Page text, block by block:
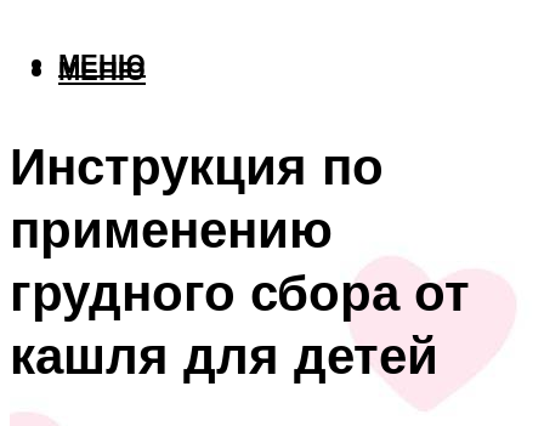
МЕНЮ
МЕНЮ
Инструкция по
применению
грудного сбора от
кашля для детей